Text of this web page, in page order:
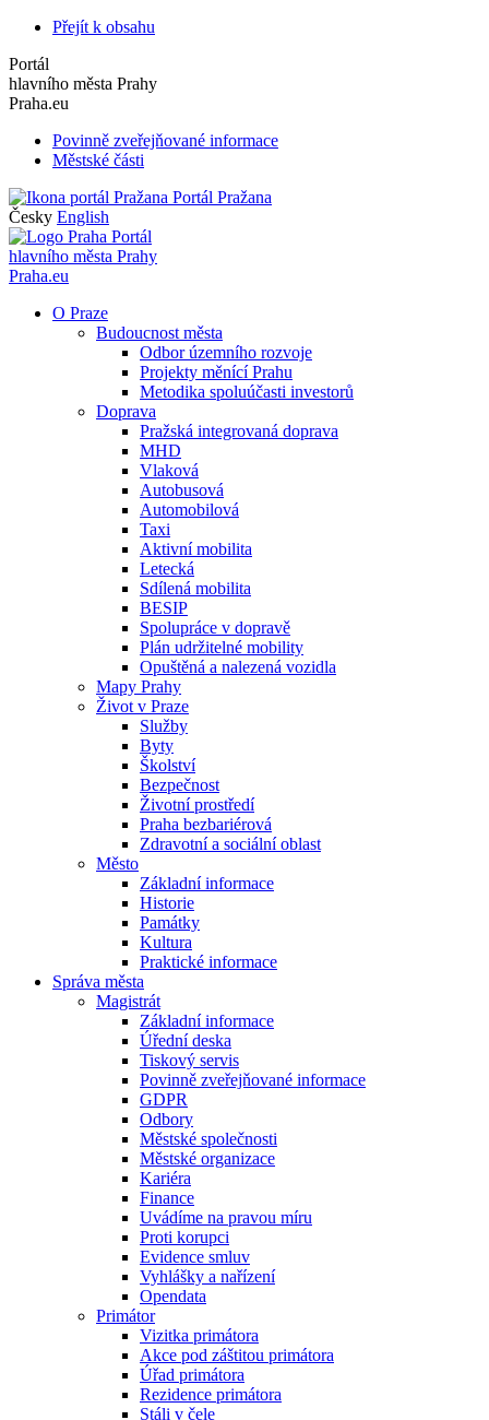
Přejít k obsahu
Portál
hlavního města Prahy
Praha.eu
Povinně zveřejňované informace
Městské části
Portál Pražana
Česky English
Portál
hlavního města Prahy
Praha.eu
O Praze
Budoucnost města
Odbor územního rozvoje
Projekty měnící Prahu
Metodika spoluúčasti investorů
Doprava
Pražská integrovaná doprava
MHD
Vlaková
Autobusová
Automobilová
Taxi
Aktivní mobilita
Letecká
Sdílená mobilita
BESIP
Spolupráce v dopravě
Plán udržitelné mobility
Opuštěná a nalezená vozidla
Mapy Prahy
Život v Praze
Služby
Byty
Školství
Bezpečnost
Životní prostředí
Praha bezbariérová
Zdravotní a sociální oblast
Město
Základní informace
Historie
Památky
Kultura
Praktické informace
Správa města
Magistrát
Základní informace
Úřední deska
Tiskový servis
Povinně zveřejňované informace
GDPR
Odbory
Městské společnosti
Městské organizace
Kariéra
Finance
Uvádíme na pravou míru
Proti korupci
Evidence smluv
Vyhlášky a nařízení
Opendata
Primátor
Vizitka primátora
Akce pod záštitou primátora
Úřad primátora
Rezidence primátora
Stáli v čele